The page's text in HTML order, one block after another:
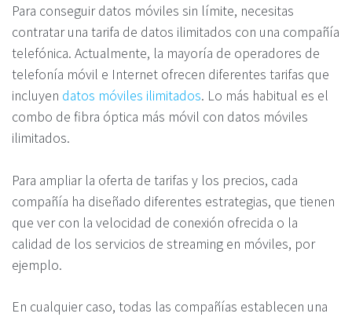
Para conseguir datos móviles sin límite, necesitas
contratar una tarifa de datos ilimitados con una compañía
telefónica. Actualmente, la mayoría de operadores de
telefonía móvil e Internet ofrecen diferentes tarifas que
incluyen datos móviles ilimitados. Lo más habitual es el
combo de fibra óptica más móvil con datos móviles
ilimitados.
Para ampliar la oferta de tarifas y los precios, cada
compañía ha diseñado diferentes estrategias, que tienen
que ver con la velocidad de conexión ofrecida o la
calidad de los servicios de streaming en móviles, por
ejemplo.
En cualquier caso, todas las compañías establecen una